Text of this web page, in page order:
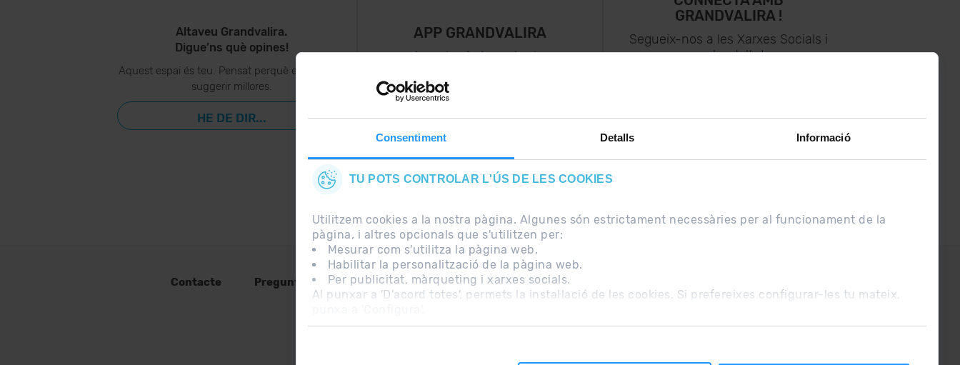
Consentiment Detalls Informació
TU POTS CONTROLAR L'ÚS DE LES COOKIES
Utilitzem cookies a la nostra pàgina. Algunes són estrictament necessàries per al funcionament de la
pàgina, i altres opcionals que s'utilitzen per:
Mesurar com s'utilitza la pàgina web.
Habilitar la personalització de la pàgina web.
Per publicitat, màrqueting i xarxes socials.
Al punxar a 'D'acord totes', permets la instal·lació de les cookies. Si prefereixes configurar-les tu mateix,
Altaveu Grandvalira.
Digue’ns què opines!
Aquest espai és teu. Pensat perquè ens puguis
suggerir millores.
HE DE DIR...
APP GRANDVALIRA
Ara, el més important a
GRANDVALIRA !
Segueix-nos a les Xarxes Socials i
assabenta’t de
Contacte Preguntes freqüents Nota Legal Informació addicional RGPDUE